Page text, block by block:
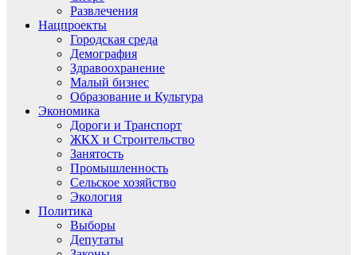
Развлечения
Нацпроекты
Городская среда
Демография
Здравоохранение
Малый бизнес
Образование и Культура
Экономика
Дороги и Транспорт
ЖКХ и Строительство
Занятость
Промышленность
Сельское хозяйство
Экология
Политика
Выборы
Депутаты